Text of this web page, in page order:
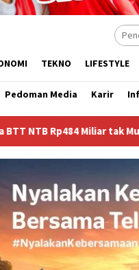
TEKNO LIFESTYLE
Pedoman Media Karir
Muncul dalam LHP BPK,